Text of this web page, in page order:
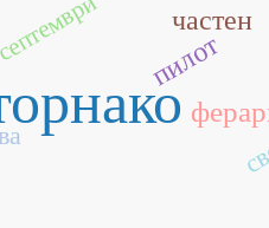
пилот
частен
септември